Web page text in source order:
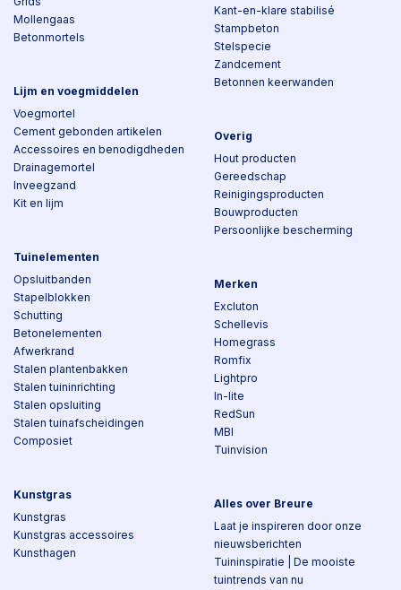
Mollengaas
Betonmortels
Lijm en voegmiddelen
Voegmortel
Cement gebonden artikelen
Accessoires en benodigdheden
Drainagemortel
Inveegzand
Kit en lijm
Tuinelementen
Opsluitbanden
Stapelblokken
Schutting
Betonelementen
Afwerkrand
Stalen plantenbakken
Stalen tuininrichting
Stalen opsluiting
Stalen tuinafscheidingen
Composiet
Kunstgras
Kunstgras
Kunstgras accessoires
Kunsthagen
Kant-en-klare stabilisé
Stampbeton
Stelspecie
Zandcement
Betonnen keerwanden
Overig
Hout producten
Gereedschap
Reinigingsproducten
Bouwproducten
Persoonlijke bescherming
Merken
Excluton
Schellevis
Homegrass
Romfix
Lightpro
In-lite
RedSun
MBI
Tuinvision
Alles over Breure
Laat je inspireren door onze
nieuwsberichten
Tuininspiratie | De mooiste
tuintrends van nu